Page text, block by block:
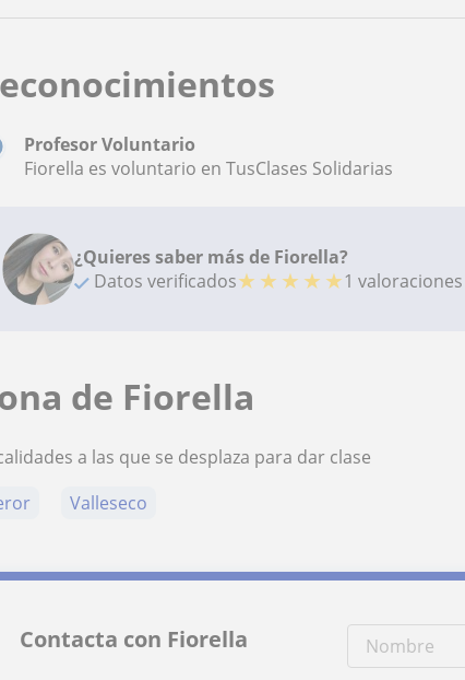
Profesor Voluntario
Fiorella es voluntario en TusClases Solidarias
¿Quieres saber más de Fiorella?
Datos verificados★ ★ ★ ★ ★1 valoraciones
de Fiorella
a las que se desplaza para dar clase
Valleseco
Contacta con Fiorella